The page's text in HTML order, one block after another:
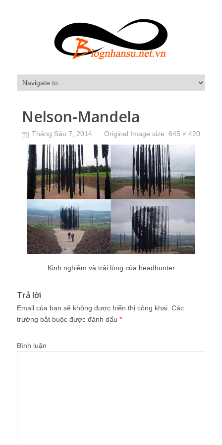
Nelson-Mandela
Tháng Sáu 7, 2014 Original Image size: 645 × 420
Kinh nghiệm và trải lòng của headhunter
Trả lời
Email của bạn sẽ không được hiển thị công khai. Các
trường bắt buộc được đánh dấu *
Bình luận